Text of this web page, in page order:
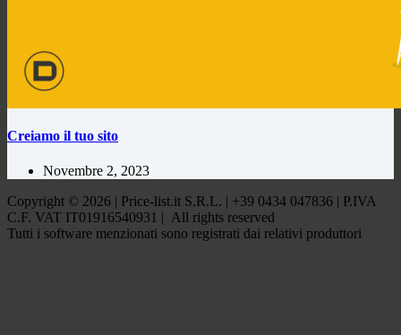
Creiamo il tuo sito
Novembre 2, 2023
Copyright © 2026 | Price-list.it S.R.L. | +39 0434 047836 | P.IVA
C.F. VAT IT01916540931 | All rights reserved
Tutti i software menzionati sono registrati dai relativi produttori